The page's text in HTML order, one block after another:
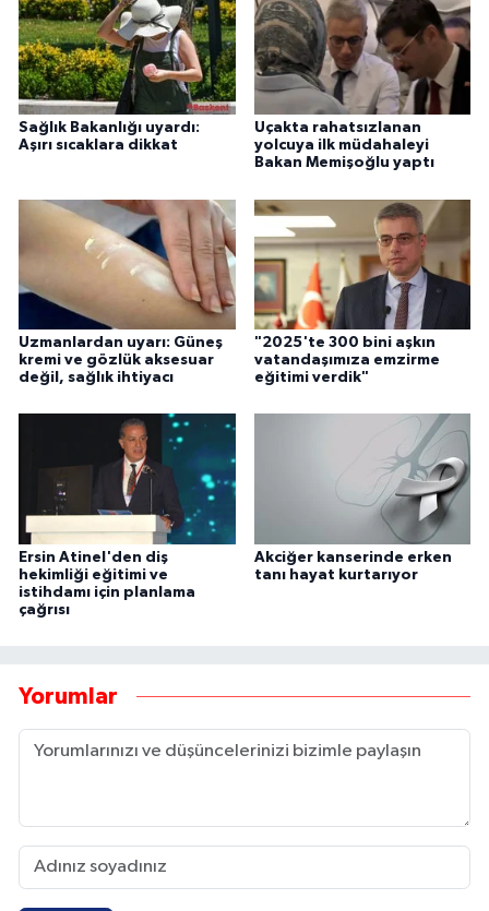
Sağlık Bakanlığı uyardı:
Aşırı sıcaklara dikkat
Uçakta rahatsızlanan
yolcuya ilk müdahaleyi
Bakan Memişoğlu yaptı
Uzmanlardan uyarı: Güneş
kremi ve gözlük aksesuar
değil, sağlık ihtiyacı
"2025'te 300 bini aşkın
vatandaşımıza emzirme
eğitimi verdik"
Ersin Atinel'den diş
hekimliği eğitimi ve
istihdamı için planlama
çağrısı
Akciğer kanserinde erken
tanı hayat kurtarıyor
Yorumlar